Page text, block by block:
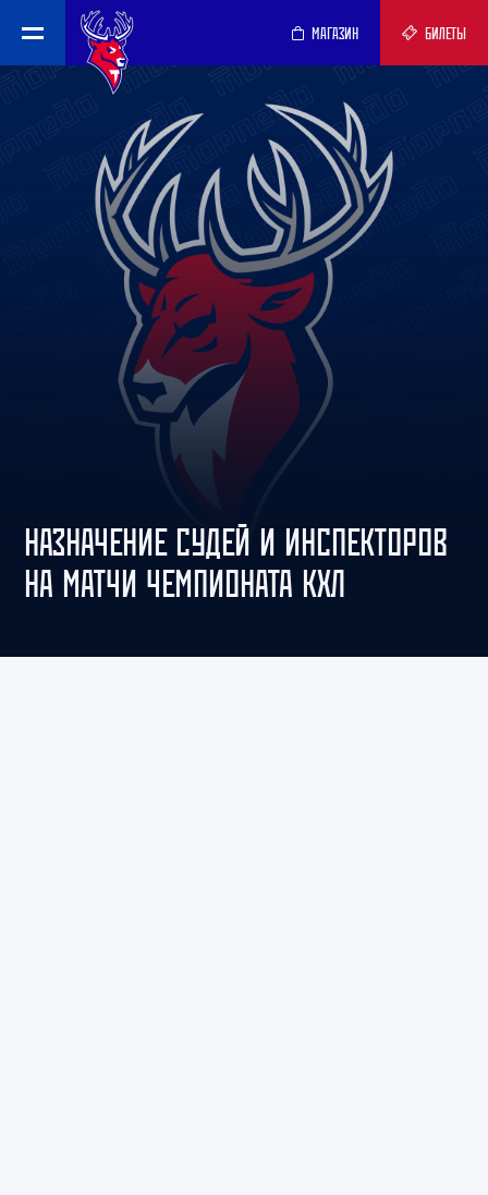
МАГАЗИН БИЛЕТЫ
НАЗНАЧЕНИЕ СУДЕЙ И ИНСПЕКТОРОВ
НА МАТЧИ ЧЕМПИОНАТА КХЛ